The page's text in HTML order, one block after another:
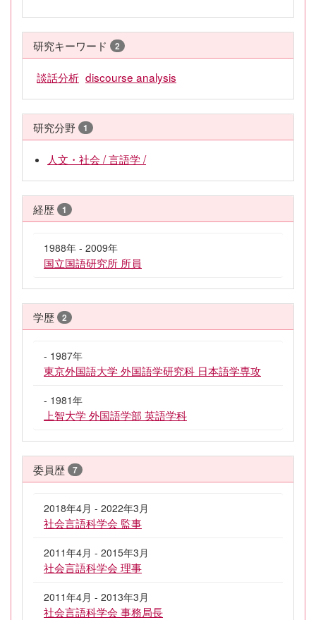
研究キーワード 2
談話分析 discourse analysis
研究分野 1
人文・社会 / 言語学 /
経歴 1
1988年 - 2009年
国立国語研究所 所員
学歴 2
- 1987年
東京外国語大学 外国語学研究科 日本語学専攻
- 1981年
上智大学 外国語学部 英語学科
委員歴 7
2018年4月 - 2022年3月
社会言語科学会 監事
2011年4月 - 2015年3月
社会言語科学会 理事
2011年4月 - 2013年3月
社会言語科学会 事務局長